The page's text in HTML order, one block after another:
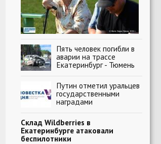
Пять человек погибли в
аварии на трассе
Екатеринбург - Тюмень
Путин отметил уральцев
государственными
наградами
Склад Wildberries в
Екатеринбурге атаковали
беспилотники